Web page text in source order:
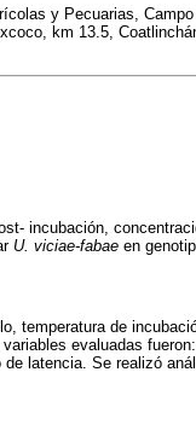
y Pecuarias, Campo
km 13.5,
incubación,
U. viciae-fabae en
temperatura de
evaluadas
latencia. Se realizó